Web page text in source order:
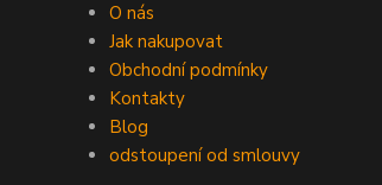
O nás
Jak nakupovat
Obchodní podmínky
Kontakty
Blog
odstoupení od smlouvy